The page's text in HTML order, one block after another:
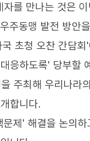
를 만나는 것은
주동맹 발전 방안
초청 오찬 간담회
응하도록' 당부할
주최해 우리나
합니다.
제' 해결을 논의